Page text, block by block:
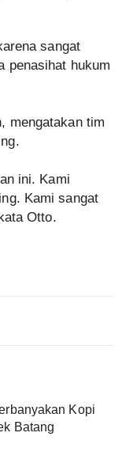
sangat
penasihat hukum
mengatakan tim
ini. Kami
Kami sangat
Otto.
Kopi
Batang